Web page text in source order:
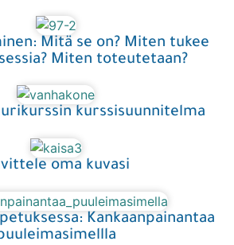
Mitä se on? Miten tukee
Miten toteutetaan?
kurssisuunnitelma
oma kuvasi
Kankaanpainantaa